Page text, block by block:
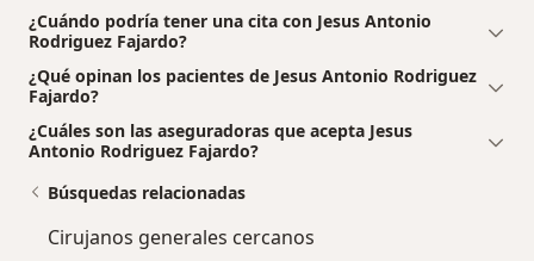
¿Cuándo podría tener una cita con Jesus Antonio
Rodriguez Fajardo?
¿Qué opinan los pacientes de Jesus Antonio Rodriguez
Fajardo?
¿Cuáles son las aseguradoras que acepta Jesus
Antonio Rodriguez Fajardo?
Búsquedas relacionadas
Cirujanos generales cercanos